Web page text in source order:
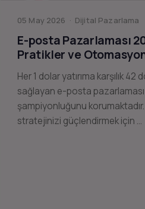
05 May 2026 · Dijital Pazarlama
E-posta Pazarlaması
Pratikler ve
Her 1 dolar yatırıma karşılık
sağlayan e-posta pazarlaması
şampiyonluğunu
stratejinizi güçlendirmek için …